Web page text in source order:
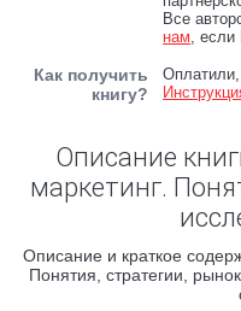
Все
нам, если
Как получить
книгу?
Описание
маркетинг.
Описание и краткое
Понятия, стратегии,